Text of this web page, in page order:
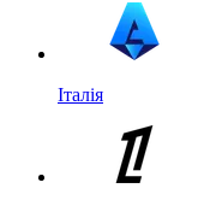
Італія